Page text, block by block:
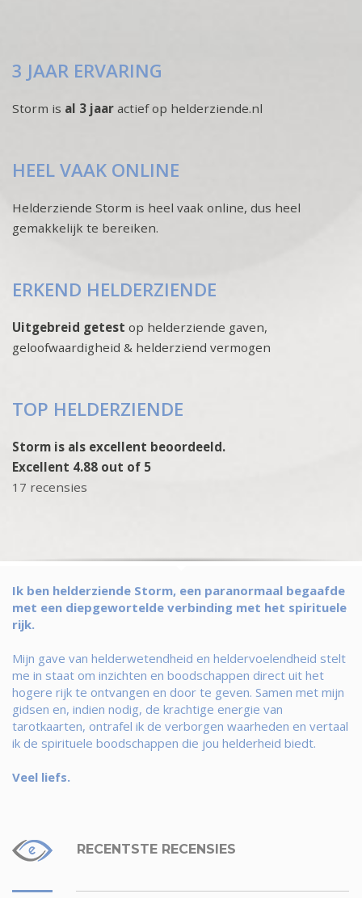
3 JAAR ERVARING
Storm is al 3 jaar actief op helderziende.nl
HEEL VAAK ONLINE
Helderziende Storm is heel vaak online, dus heel
gemakkelijk te bereiken.
ERKEND HELDERZIENDE
Uitgebreid getest op helderziende gaven,
geloofwaardigheid & helderziend vermogen
TOP HELDERZIENDE
Storm is als excellent beoordeeld.
Excellent 4.88 out of 5
17 recensies
Ik ben helderziende Storm, een paranormaal begaafde
met een diepgewortelde verbinding met het spirituele
rijk.
Mijn gave van helderwetendheid en heldervoelendheid stelt
me in staat om inzichten en boodschappen direct uit het
hogere rijk te ontvangen en door te geven. Samen met mijn
gidsen en, indien nodig, de krachtige energie van
tarotkaarten, ontrafel ik de verborgen waarheden en vertaal
ik de spirituele boodschappen die jou helderheid biedt.
Veel liefs.
RECENTSTE RECENSIES